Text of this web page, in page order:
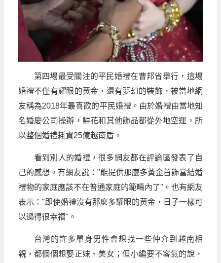
第四場最受關注的平民婚禮在曹邦省舉行，這場
婚禮不僅有耀眼的黃金，還有夢幻的裝飾，被當地網
友稱為2018年最喜歡的平民婚禮。由於婚禮由當地知
名婚慶公司操辦，鮮花和其他飾品都從外地空運，所
以整個婚禮耗資25億越南盾。
看到別人的婚禮，很多網友都在評論區發表了自
己的感想。有網友說："能提供那麼多黃金首飾當結婚
禮物的家庭應該不在普通家庭的範疇內了"。也有網友
表示："即使婚禮沒有那麼多耀眼的黃金，日子一樣可
以過得很幸福"。
台灣的許多單身男性會想找一些仲介到越南相
親，都個個想娶正妹、美女；但小編要不客氣的說，